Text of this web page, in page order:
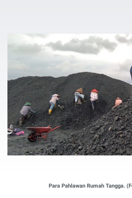
Para Pahlawan Rumah Tangga.